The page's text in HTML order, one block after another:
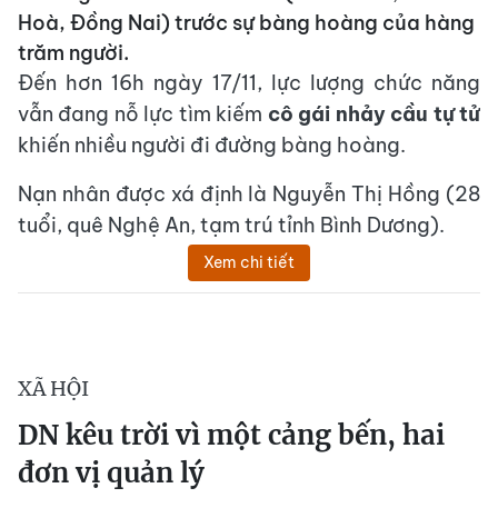
Hoà, Đồng Nai) trước sự bàng hoàng của hàng
trăm người.
Đến hơn 16h ngày 17/11, lực lượng chức năng
vẫn đang nỗ lực tìm kiếm cô gái nhảy cầu tự tử
khiến nhiều người đi đường bàng hoàng.
Nạn nhân được xá định là Nguyễn Thị Hồng (28
tuổi, quê Nghệ An, tạm trú tỉnh Bình Dương).
Xem chi tiết
XÃ HỘI
DN kêu trời vì một cảng bến, hai
đơn vị quản lý